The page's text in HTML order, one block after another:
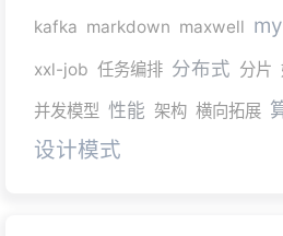
kafka markdown maxwell
xxl-job 任务编排 分布式 分片
并发模型 性能 架构 横向拓展
设计模式